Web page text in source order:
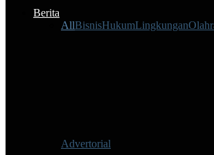
Berita
AllBisnisHukumLingkungan
Advertorial